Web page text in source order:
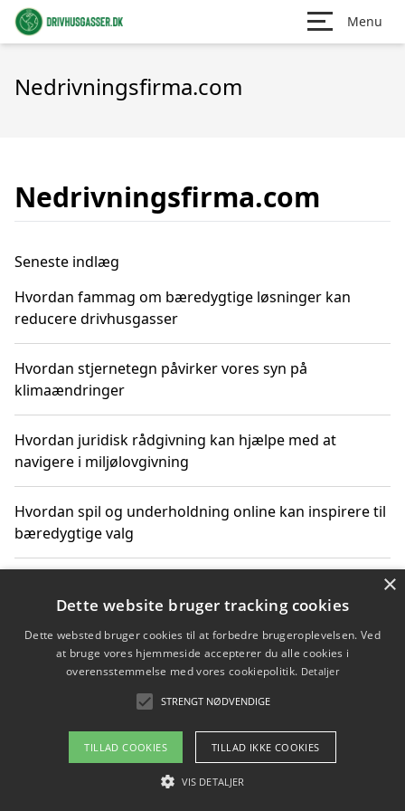
Menu
Nedrivningsfirma.com
Nedrivningsfirma.com
Seneste indlæg
Hvordan fammag om bæredygtige løsninger kan
reducere drivhusgasser
Hvordan stjernetegn påvirker vores syn på
klimaændringer
Hvordan juridisk rådgivning kan hjælpe med at
navigere i miljølovgivning
Hvordan spil og underholdning online kan inspirere til
bæredygtige valg
transport og nedbringe CO2-udledning
Copyright 2026 - Pilanto Aps
Om / kontakt
×
Dette website bruger tracking cookies
Dette websted bruger cookies til at forbedre brugeroplevelsen. Ved
at bruge vores hjemmeside accepterer du alle cookies i
overensstemmelse med vores cookiepolitik. Detaljer
STRENGT NØDVENDIGE
TILLAD COOKIES TILLAD IKKE COOKIES
VIS DETALJER